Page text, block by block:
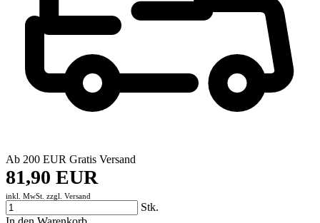
Ab 200 EUR Gratis Versand
81,90 EUR
inkl. MwSt. zzgl. Versand
Stk.